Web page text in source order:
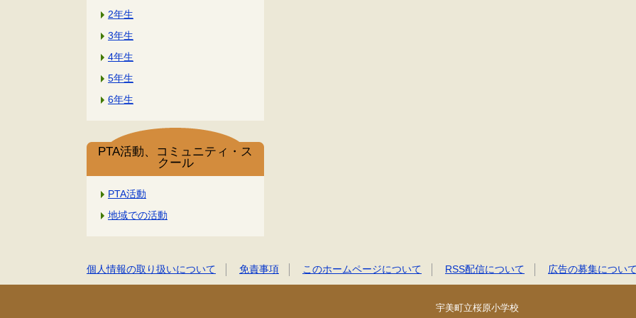
2年生
3年生
4年生
5年生
6年生
PTA活動、コミュニティ・ス
クール
PTA活動
地域での活動
個人情報の取り扱いについて 免責事項 このホームページについて RSS配信について 広告の募集につい
宇美町立桜原小学校